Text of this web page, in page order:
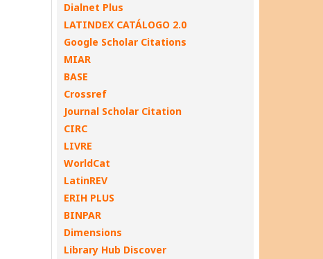
Dialnet Plus
LATINDEX CATÁLOGO 2.0
Google Scholar Citations
MIAR
BASE
Crossref
Journal Scholar Citation
CIRC
LIVRE
WorldCat
LatinREV
ERIH PLUS
BINPAR
Dimensions
Library Hub Discover